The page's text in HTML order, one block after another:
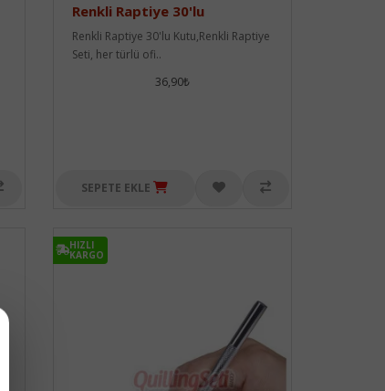
Renkli Raptiye 30'lu
Renkli Raptiye 30'lu Kutu,Renkli Raptiye
Seti, her türlü ofi..
36,90₺
SEPETE EKLE
HIZLI
KARGO